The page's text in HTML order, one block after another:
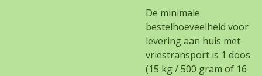
De minimale
bestelhoeveelheid voor
levering aan huis met
vriestransport is 1 doos
(15 kg / 500 gram of 16